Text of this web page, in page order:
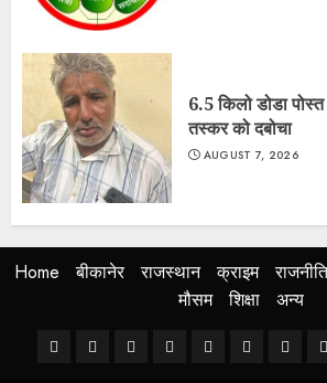
6.5 किलो डोडा
तस्कर को दबोचा
AUGUST 7, 2026
Home बीकानेर राजस्थान क्राइम राजनीति
मौसम
शिक्षा अन्य
Homeबीकानेरराजस्थानक्राइमराजनीतिदेश खेल